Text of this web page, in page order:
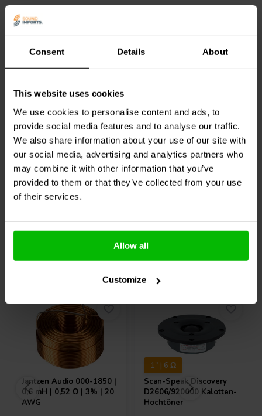
Consent Details About
This website uses cookies
We use cookies to personalise content and ads, to
provide social media features and to analyse our traffic.
We also share information about your use of our site with
our social media, advertising and analytics partners who
may combine it with other information that you’ve
provided to them or that they’ve collected from your use
of their services.
Allow all
Customize
21W/8555-10
Tiefmitteltöner
3
klantbeoordelingen
Vergleichen
2 Auf Lager
15W/4531G00
Tiefmitteltöner
2
klantbeoordelingen
Vergleichen
9 Auf Lager
Andere Kunden kauften auch
Jantzen Audio 000-1850 |
0,6 mH | 0,52 Ω | 3% | 20
AWG
1" | 6 Ω
Scan-SpeakDiscovery
D2606/920000 Kalotten-
Hochtöner